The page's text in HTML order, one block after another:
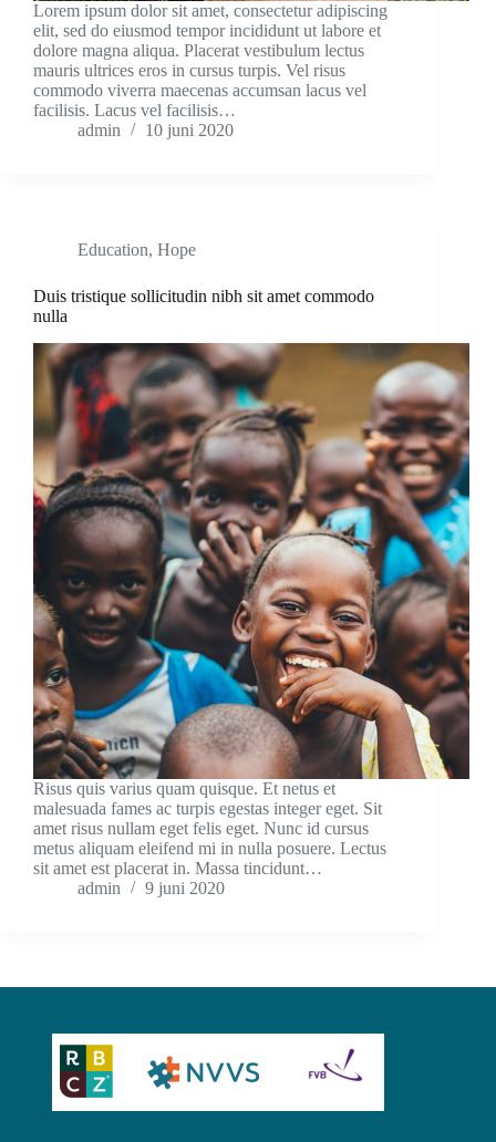
Lorem ipsum dolor sit amet, consectetur adipiscing
elit, sed do eiusmod tempor incididunt ut labore et
dolore magna aliqua. Placerat vestibulum lectus
mauris ultrices eros in cursus turpis. Vel risus
commodo viverra maecenas accumsan lacus vel
facilisis. Lacus vel facilisis…
admin
10 juni 2020
Education, Hope
Duis tristique sollicitudin nibh sit amet commodo
nulla
Risus quis varius quam quisque. Et netus et
malesuada fames ac turpis egestas integer eget. Sit
amet risus nullam eget felis eget. Nunc id cursus
metus aliquam eleifend mi in nulla posuere. Lectus
sit amet est placerat in. Massa tincidunt…
admin
9 juni 2020